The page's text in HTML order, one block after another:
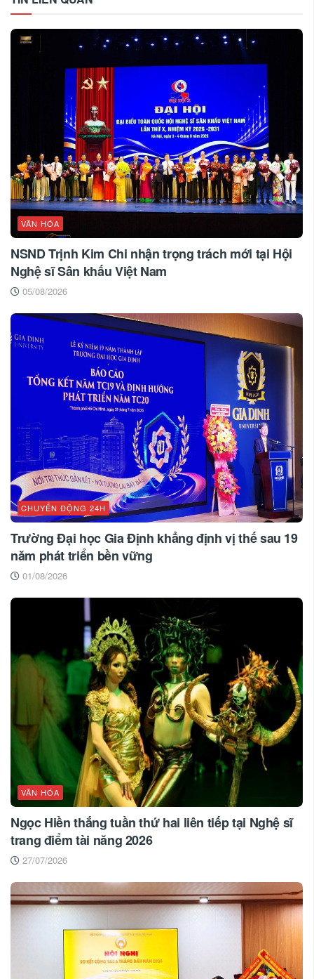
VĂN HÓA
NSND Trịnh Kim Chi nhận trọng trách mới tại Hội
Nghệ sĩ Sân khấu Việt Nam
05/08/2026
CHUYỂN ĐỘNG 24H
Trường Đại học Gia Định khẳng định vị thế sau 19
năm phát triển bền vững
01/08/2026
VĂN HÓA
Ngọc Hiền thắng tuần thứ hai liên tiếp tại Nghệ sĩ
trang điểm tài năng 2026
27/07/2026